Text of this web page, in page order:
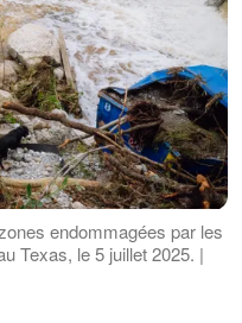
endommagées par les
Texas, le 5 juillet 2025. |